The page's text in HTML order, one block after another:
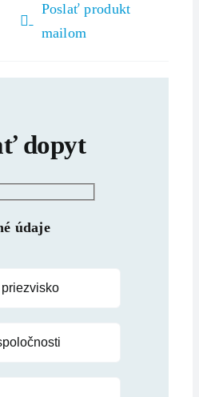
Poslať produkt
mailom
dopyt
údaje